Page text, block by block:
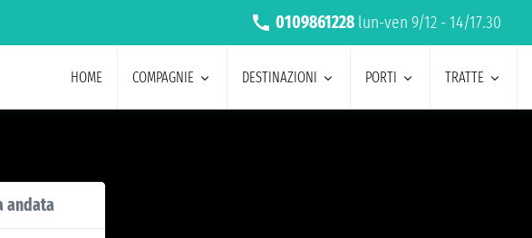
0109861228 lun-ven 9/12 - 14/17.30
HOME COMPAGNIE DESTINAZIONI PORTI TRATTE
andata